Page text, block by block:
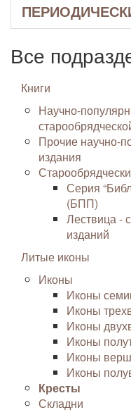
Все
Книги
Научно-
Прочие научно-
издания
Серия
(БПП)
Лествица -
изданий
Литые иконы
Иконы
Иконы
Иконы
Иконы
Иконы
Иконы
Иконы
Кресты
Складни